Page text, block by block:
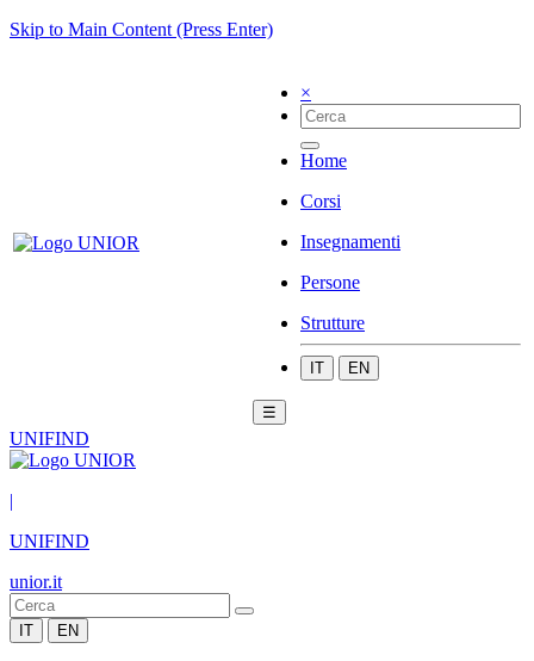
Skip to Main Content (Press Enter)
×
Home
Corsi
Insegnamenti
Persone
Strutture
IT EN
☰
UNIFIND
|
UNIFIND
unior.it
IT EN